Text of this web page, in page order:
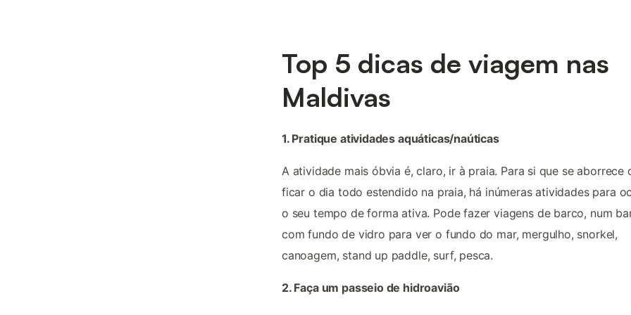
Top 5 dicas de viagem nas
Maldivas
1. Pratique atividades aquáticas/naúticas
A atividade mais óbvia é, claro, ir à praia. Para si que se aborrece
ficar o dia todo estendido na praia, há inúmeras atividades para
o seu tempo de forma ativa. Pode fazer viagens de barco, num
com fundo de vidro para ver o fundo do mar, mergulho, snorkel,
canoagem, stand up paddle, surf, pesca.
2. Faça um passeio de hidroavião